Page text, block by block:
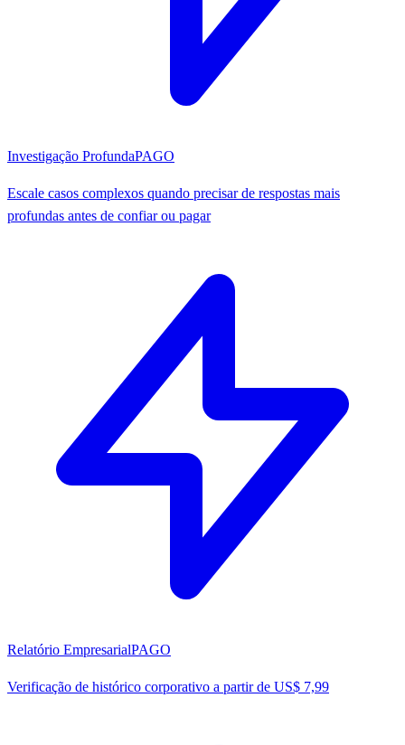
Investigação ProfundaPAGO
Escale casos complexos quando precisar de respostas mais
profundas antes de confiar ou pagar
Relatório EmpresarialPAGO
Verificação de histórico corporativo a partir de US$ 7,99